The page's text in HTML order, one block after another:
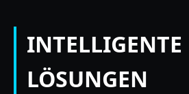
INTELLIGENTE
LÖSUNGEN